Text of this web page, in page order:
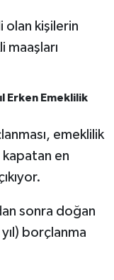
olan kişilerin
maaşları
Erken Emeklilik
emeklilik
kapatan en
sonra doğan
borçlanma